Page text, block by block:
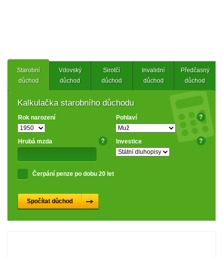
Starobní
důchod
Vdovský
důchod
Sirotčí
důchod
Invalidní
důchod
Předčasný
důchod
Kalkulačka starobního důchodu
Rok narození Pohlaví ?
Hrubá mzda ? Investice ?
Čerpání penze po dobu 20 let